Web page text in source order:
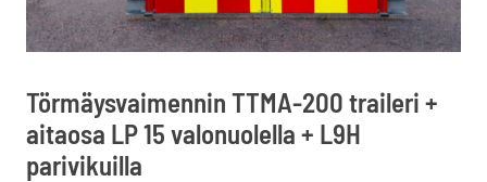
Törmäysvaimennin TTMA-200 traileri +
aitaosa LP 15 valonuolella + L9H
parivikuilla